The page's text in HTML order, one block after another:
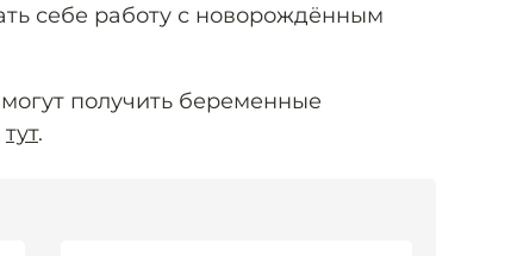
себе работу с новорождённым
получить беременные
тут.